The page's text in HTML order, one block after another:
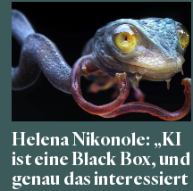
Helena Nikonole: „KI
ist eine Black Box, und
genau das interessiert